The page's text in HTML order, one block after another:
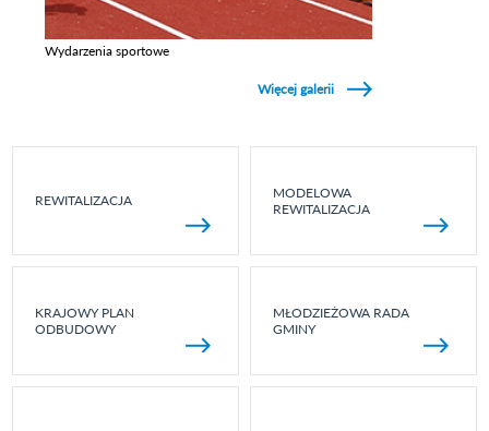
Wydarzenia sportowe
Więcej galerii
REWITALIZACJA
MODELOWA
REWITALIZACJA
KRAJOWY PLAN
ODBUDOWY
MŁODZIEŻOWA RADA
GMINY